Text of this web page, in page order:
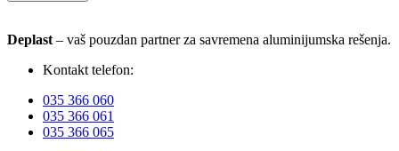
Deplast – vaš pouzdan partner za savremena aluminijumska rešenja.
Kontakt telefon:
035 366 060
035 366 061
035 366 065